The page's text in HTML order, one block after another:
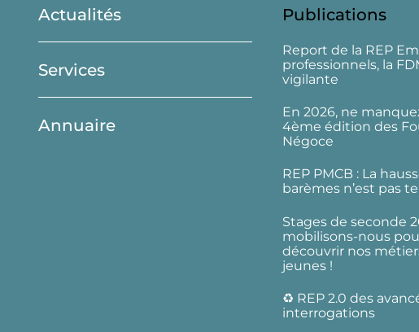
Top
Actualités
Services
Annuaire
Publications
Report de la REP
professionnels, la
vigilante
En 2026, ne
4ème édition des
Négoce
REP PMCB : La
barèmes n’est pas
Stages de seconde
mobilisons-nous
découvrir nos
jeunes !
♻️ REP 2.0 des
interrogations